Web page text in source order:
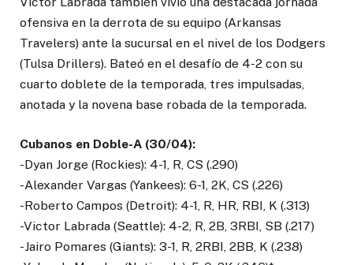
ofensiva en la derrota de su equipo (Arkansas
Travelers) ante la sucursal en el nivel de los Dodgers
(Tulsa Drillers). Bateó en el desafío de 4-2 con su
cuarto doblete de la temporada, tres impulsadas,
anotada y la novena base robada de la temporada.
Cubanos en Doble-A (30/04):
-Dyan Jorge (Rockies): 4-1, R, CS (.290)
-Alexander Vargas (Yankees): 6-1, 2K, CS (.226)
-Roberto Campos (Detroit): 4-1, R, HR, RBI, K (.313)
-Victor Labrada (Seattle): 4-2, R, 2B, 3RBI, SB (.217)
-Jairo Pomares (Giants): 3-1, R, 2RBI, 2BB, K (.238)